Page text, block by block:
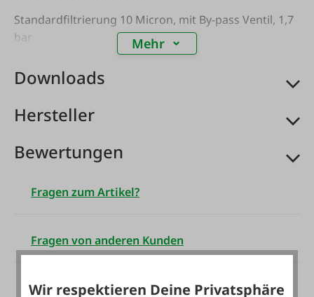
Standardfiltrierung 10 Micron, mit By-pass Ventil, 1,7
bar
Mehr
Downloads
Hersteller
Bewertungen
Fragen zum Artikel?
Fragen von anderen Kunden
Es sind noch keine Fragen zu diesem Artikel
Wir respektieren Deine Privatsphäre